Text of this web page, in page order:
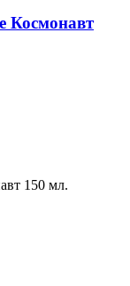
Космонавт
150 мл.